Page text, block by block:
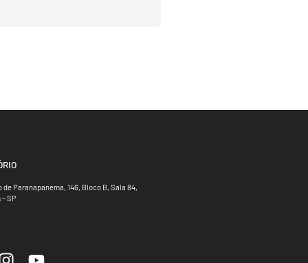
de Paranapanema, 146, Bloco B, Sala 84,
SP